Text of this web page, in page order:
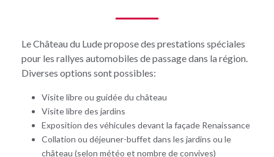
Le Château du Lude propose des prestations spéciales
pour les rallyes automobiles de passage dans la région.
Diverses options sont possibles:
Visite libre ou guidée du château
Visite libre des jardins
Exposition des véhicules devant la façade Renaissance
Collation ou déjeuner-buffet dans les jardins ou le
château (selon météo et nombre de convives)